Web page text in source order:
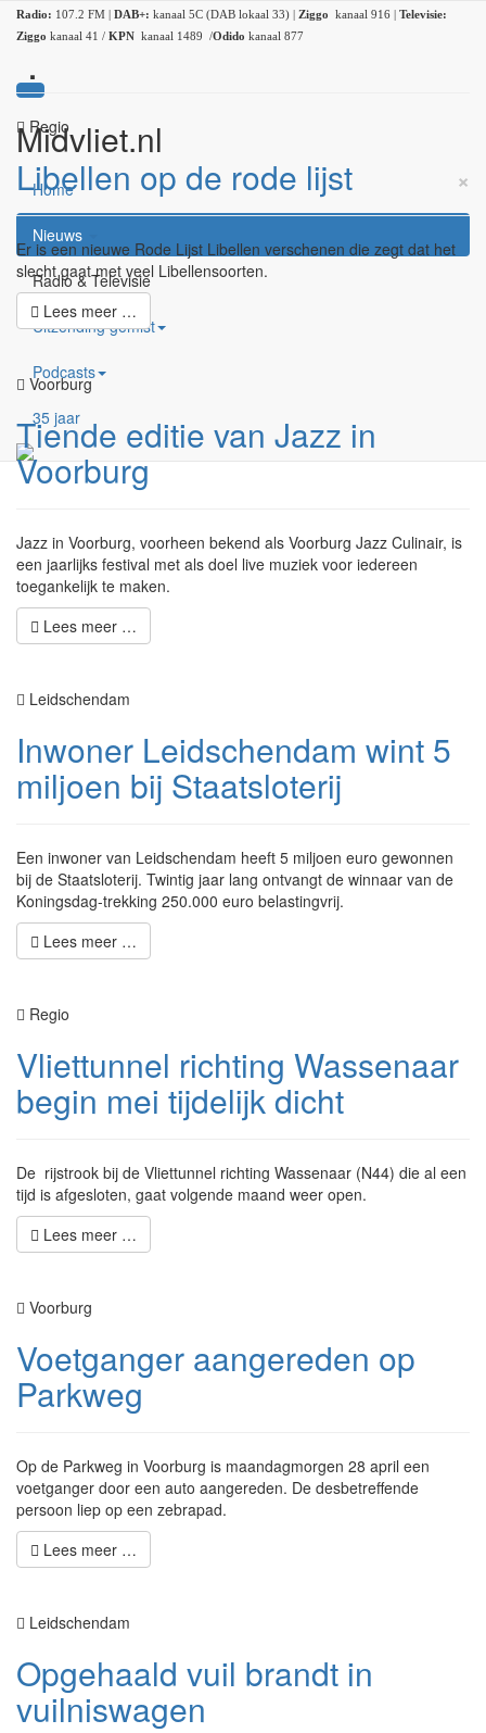
Radio: 107.2 FM | DAB+: kanaal 5C (DAB lokaal 33) | Ziggo kanaal 916 | Televisie:
Ziggo kanaal 41 / KPN kanaal 1489 /Odido kanaal 877
Midvliet.nl
×
Home
Nieuws
Radio & Televisie
Uitzending gemist
Podcasts
35 jaar
.
Regio
Libellen op de rode lijst
Er is een nieuwe Rode Lijst Libellen verschenen die zegt dat het
slecht gaat met veel Libellensoorten.
Lees meer …
Voorburg
Tiende editie van Jazz in
Voorburg
Jazz in Voorburg, voorheen bekend als Voorburg Jazz Culinair, is
een jaarlijks festival met als doel live muziek voor iedereen
toegankelijk te maken.
Lees meer …
Leidschendam
Inwoner Leidschendam wint 5
miljoen bij Staatsloterij
Een inwoner van Leidschendam heeft 5 miljoen euro gewonnen
bij de Staatsloterij. Twintig jaar lang ontvangt de winnaar van de
Koningsdag-trekking 250.000 euro belastingvrij.
Lees meer …
Regio
Vliettunnel richting Wassenaar
begin mei tijdelijk dicht
De rijstrook bij de Vliettunnel richting Wassenaar (N44) die al een
tijd is afgesloten, gaat volgende maand weer open.
Lees meer …
Voorburg
Voetganger aangereden op
Parkweg
Op de Parkweg in Voorburg is maandagmorgen 28 april een
voetganger door een auto aangereden. De desbetreffende
persoon liep op een zebrapad.
Lees meer …
Leidschendam
Opgehaald vuil brandt in
vuilniswagen